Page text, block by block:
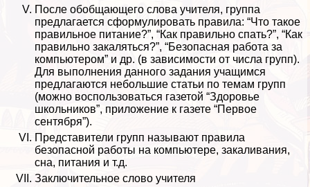
После обобщающего слова учителя, группа
предлагается сформулировать правила: “Что такое
правильное питание?”, “Как правильно спать?”, “Как
правильно закаляться?”, “Безопасная работа за
компьютером” и др. (в зависимости от числа групп).
Для выполнения данного задания учащимся
предлагаются небольшие статьи по темам групп
(можно воспользоваться газетой “Здоровье
школьников”, приложение к газете “Первое
сентября”).
Представители групп называют правила
безопасной работы на компьютере, закаливания,
сна, питания и т.д.
Заключительное слово учителя